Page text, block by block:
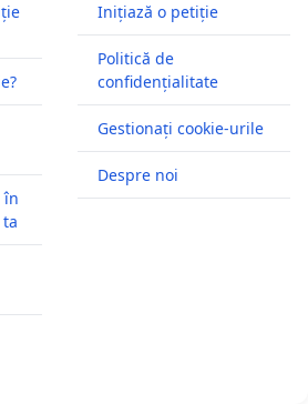
în
Inițiază o petiție
Politică de
confidențialitate
Gestionați cookie-urile
Despre noi